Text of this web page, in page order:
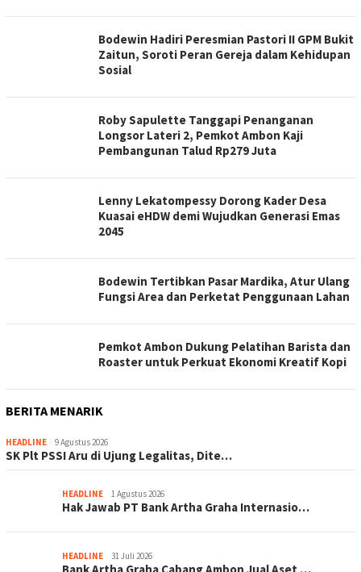
Bodewin Hadiri Peresmian Pastori II GPM Bukit
Zaitun, Soroti Peran Gereja dalam Kehidupan
Sosial
Roby Sapulette Tanggapi Penanganan
Longsor Lateri 2, Pemkot Ambon Kaji
Pembangunan Talud Rp279 Juta
Lenny Lekatompessy Dorong Kader Desa
Kuasai eHDW demi Wujudkan Generasi Emas
2045
Bodewin Tertibkan Pasar Mardika, Atur Ulang
Fungsi Area dan Perketat Penggunaan Lahan
Pemkot Ambon Dukung Pelatihan Barista dan
Roaster untuk Perkuat Ekonomi Kreatif Kopi
BERITA MENARIK
HEADLINE 9 Agustus 2026
SK Plt PSSI Aru di Ujung Legalitas, Dite…
HEADLINE 1 Agustus 2026
Hak Jawab PT Bank Artha Graha Internasio…
HEADLINE 31 Juli 2026